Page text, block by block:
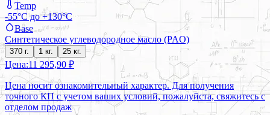
Temp
-55°C до +130°C
Base
Синтетическое углеводородное масло (PAO)
370 г. 1 кг. 25 кг.
Цена:11 295,90 ₽
Цена носит ознакомительный характер. Для получения
точного КП с учетом ваших условий, пожалуйста, свяжитесь с
отделом продаж